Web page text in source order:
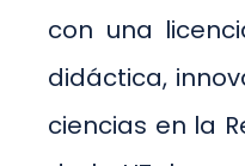
con una
didáctica,
ciencias en la